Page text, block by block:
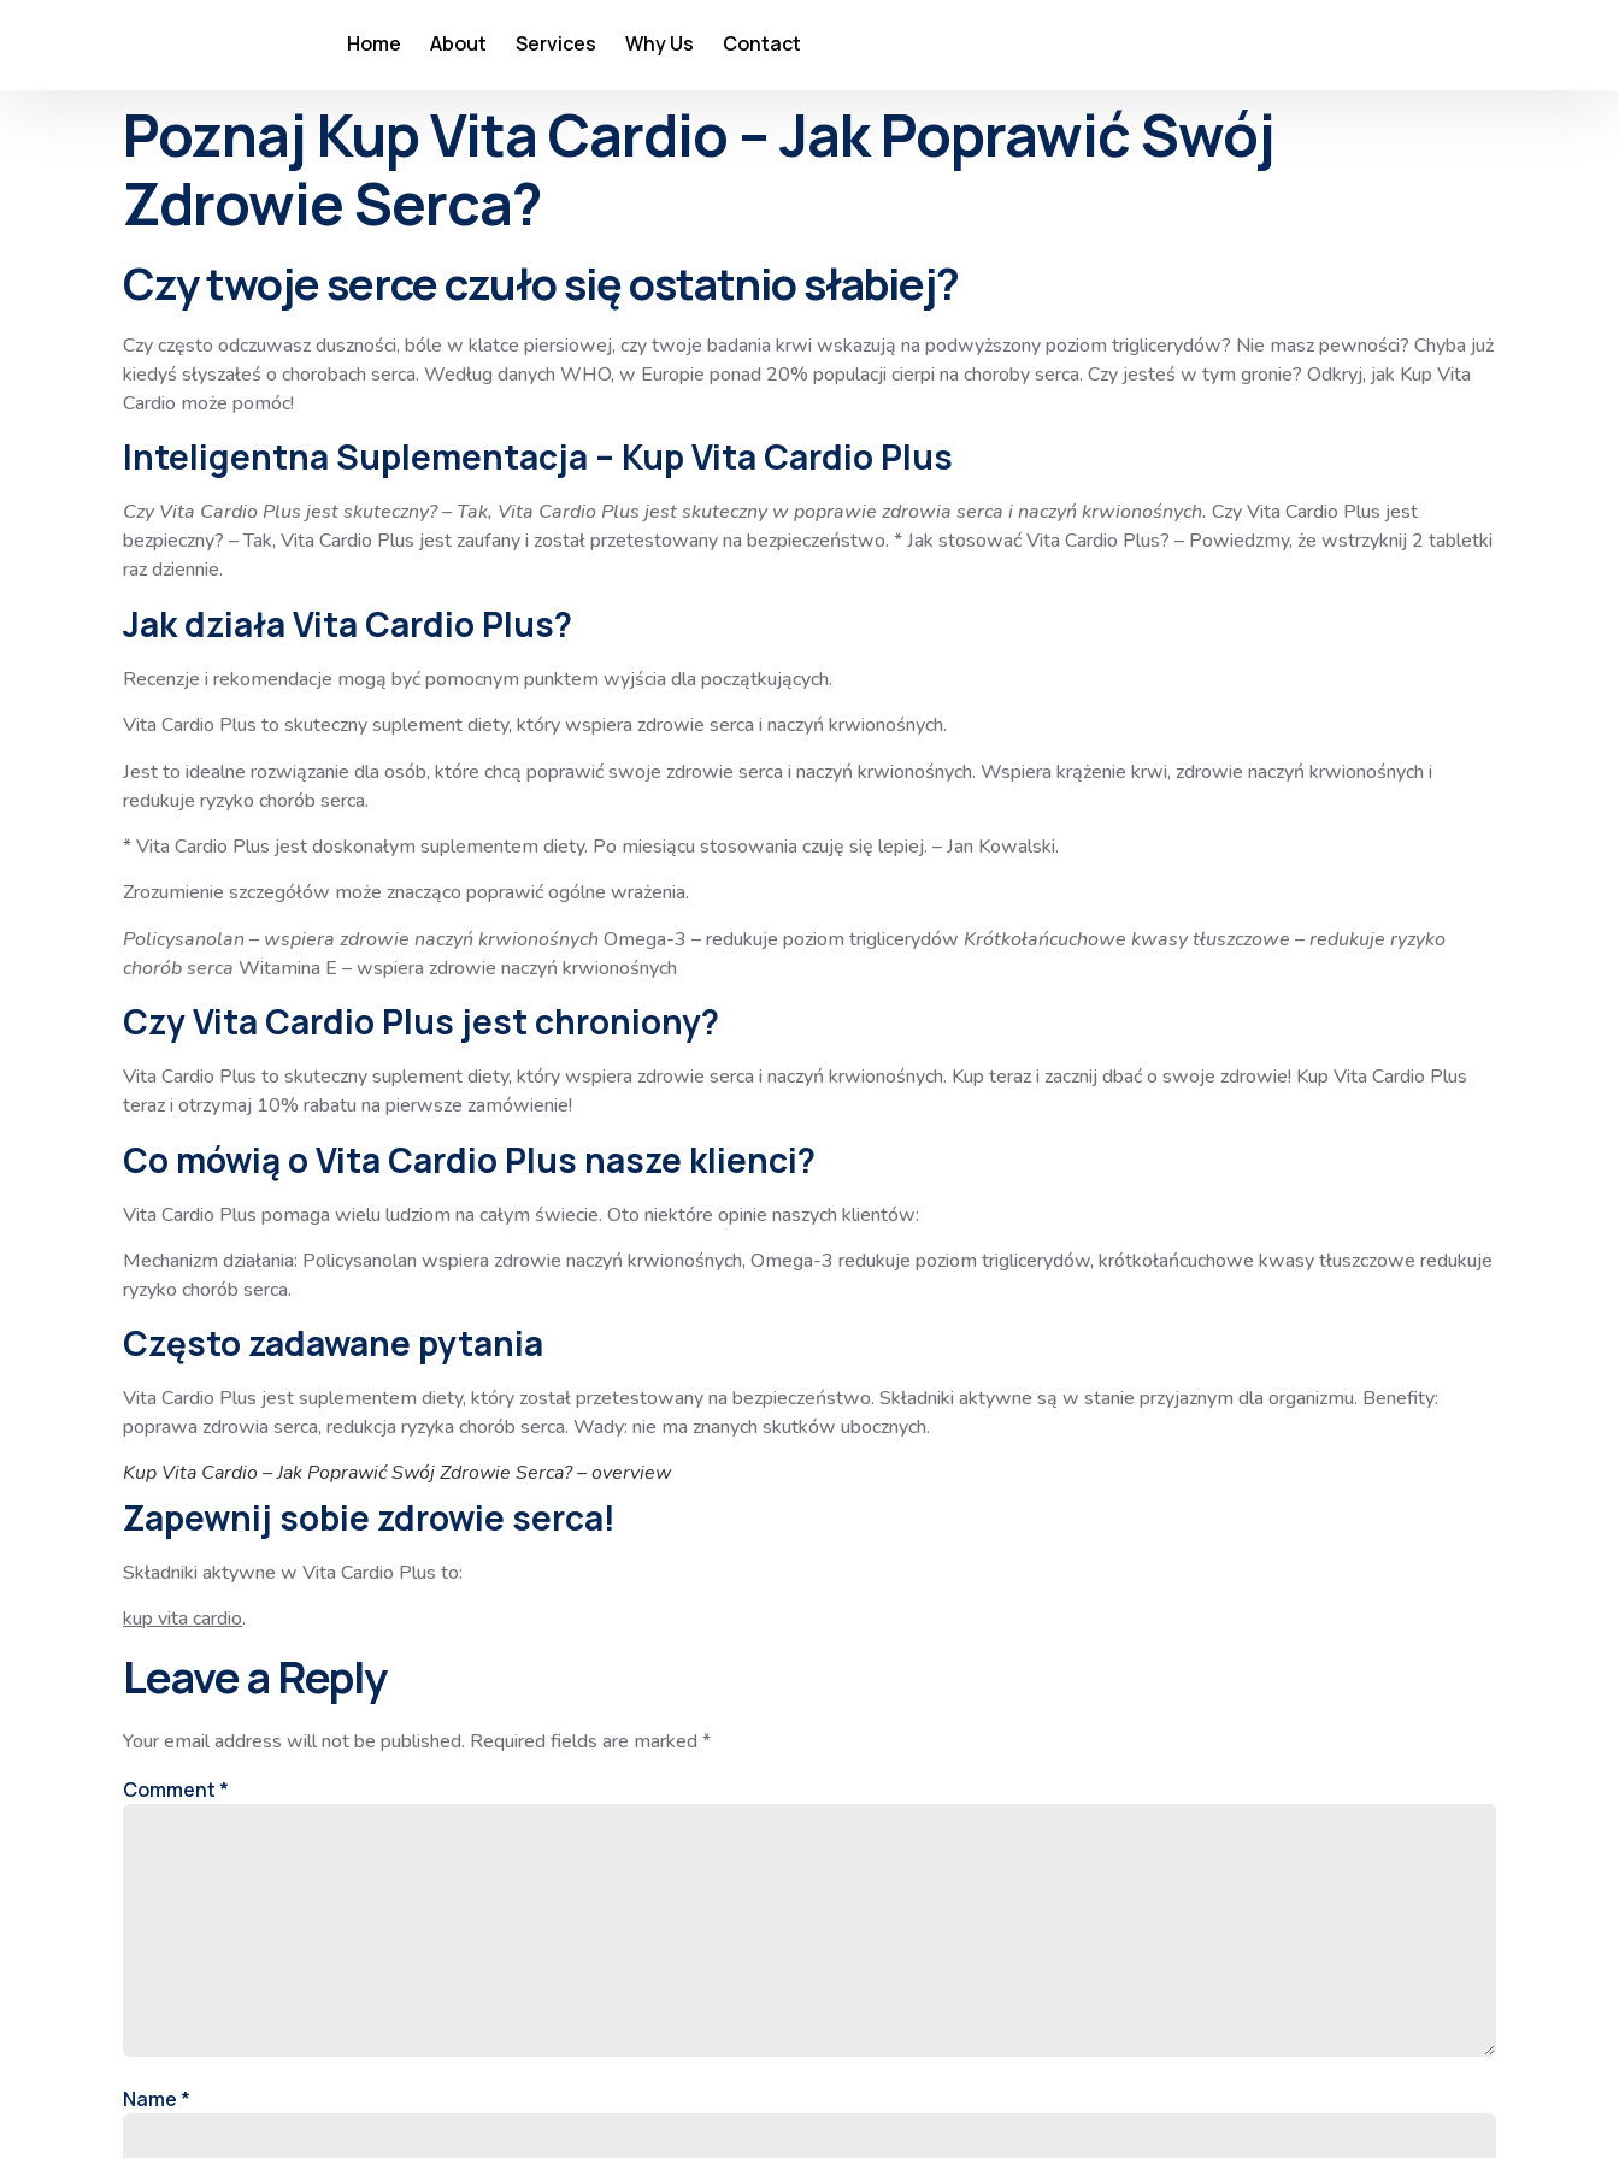
Home About Services Why Us Contact
Poznaj Kup Vita Cardio – Jak Poprawić Swój
Zdrowie Serca?
Czy twoje serce czuło się ostatnio słabiej?
Czy często odczuwasz duszności, bóle w klatce piersiowej, czy twoje badania krwi wskazują na podwyższony poziom triglicerydów? Nie masz pewności? Chyba już
kiedyś słyszałeś o chorobach serca. Według danych WHO, w Europie ponad 20% populacji cierpi na choroby serca. Czy jesteś w tym gronie? Odkryj, jak Kup Vita
Cardio może pomóc!
Inteligentna Suplementacja – Kup Vita Cardio Plus
Czy Vita Cardio Plus jest skuteczny? – Tak, Vita Cardio Plus jest skuteczny w poprawie zdrowia serca i naczyń krwionośnych. Czy Vita Cardio Plus jest
bezpieczny? – Tak, Vita Cardio Plus jest zaufany i został przetestowany na bezpieczeństwo. * Jak stosować Vita Cardio Plus? – Powiedzmy, że wstrzyknij 2 tabletki
raz dziennie.
Jak działa Vita Cardio Plus?
Recenzje i rekomendacje mogą być pomocnym punktem wyjścia dla początkujących.
Vita Cardio Plus to skuteczny suplement diety, który wspiera zdrowie serca i naczyń krwionośnych.
Jest to idealne rozwiązanie dla osób, które chcą poprawić swoje zdrowie serca i naczyń krwionośnych. Wspiera krążenie krwi, zdrowie naczyń krwionośnych i
redukuje ryzyko chorób serca.
* Vita Cardio Plus jest doskonałym suplementem diety. Po miesiącu stosowania czuję się lepiej. – Jan Kowalski.
Zrozumienie szczegółów może znacząco poprawić ogólne wrażenia.
Policysanolan – wspiera zdrowie naczyń krwionośnychOmega-3 – redukuje poziom triglicerydów Krótkołańcuchowe kwasy tłuszczowe – redukuje ryzyko
chorób serca Witamina E – wspiera zdrowie naczyń krwionośnych
Czy Vita Cardio Plus jest chroniony?
Vita Cardio Plus to skuteczny suplement diety, który wspiera zdrowie serca i naczyń krwionośnych. Kup teraz i zacznij dbać o swoje zdrowie! Kup Vita Cardio Plus
teraz i otrzymaj 10% rabatu na pierwsze zamówienie!
Co mówią o Vita Cardio Plus nasze klienci?
Vita Cardio Plus pomaga wielu ludziom na całym świecie. Oto niektóre opinie naszych klientów:
Mechanizm działania: Policysanolan wspiera zdrowie naczyń krwionośnych, Omega-3 redukuje poziom triglicerydów, krótkołańcuchowe kwasy tłuszczowe redukuje
ryzyko chorób serca.
Często zadawane pytania
Vita Cardio Plus jest suplementem diety, który został przetestowany na bezpieczeństwo. Składniki aktywne są w stanie przyjaznym dla organizmu. Benefity:
poprawa zdrowia serca, redukcja ryzyka chorób serca. Wady: nie ma znanych skutków ubocznych.
Kup Vita Cardio – Jak Poprawić Swój Zdrowie Serca? – overview
Zapewnij sobie zdrowie serca!
Składniki aktywne w Vita Cardio Plus to:
kup vita cardio.
Leave a Reply
Your email address will not be published. Required fields are marked *
Comment *
Name *